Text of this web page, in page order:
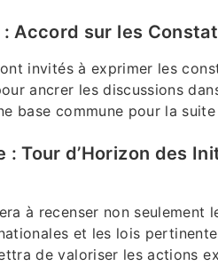
Accord sur les
invités à exprimer les
ancrer les discussions
base commune pour la
: Tour d’Horizon des
à recenser non seulement
et les lois
de valoriser les actions